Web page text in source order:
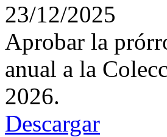
23/12/2025
Aprobar la
anual a la
2026.
Descargar